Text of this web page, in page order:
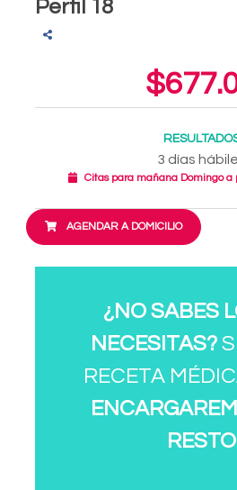
Perfil 18
3 días
Citas para mañana Domingo
AGENDAR A DOMICILIO
¿NO SABES
NECESITAS?
RECETA
RESTO